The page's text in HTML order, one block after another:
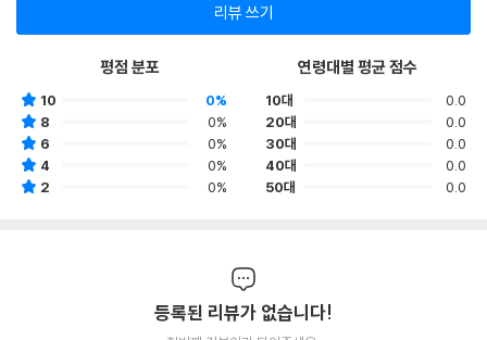
리뷰 쓰기
평점 분포
10
0%
8
0%
6
0%
4
0%
2
0%
연령대별 평균 점수
10대
0.0
20대
0.0
30대
0.0
40대
0.0
50대
0.0
등록된 리뷰가 없습니다!